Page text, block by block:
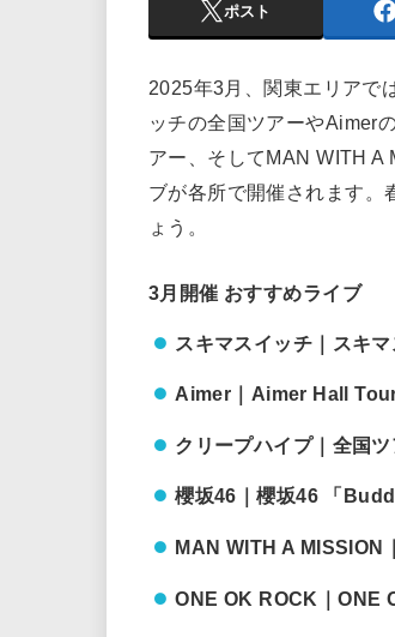
ポスト
2025年3月、関東エリアで
ッチの全国ツアーやAimer
アー、そしてMAN WITH A
ブが各所で開催されます。
ょう。
3月開催 おすすめライブ
スキマスイッチ｜スキ
Aimer｜Aimer Hall
クリープハイプ｜全国
櫻坂46｜櫻坂46 「
MAN WITH A MISSION
ONE OK ROCK｜ONE